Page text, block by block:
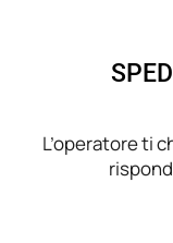
L’operatore ti